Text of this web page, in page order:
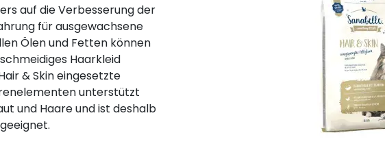
auf die Verbesserung der
für ausgewachsene
Ölen und Fetten können
Haarkleid
& Skin eingesetzte
unterstützt
und Haare und ist deshalb